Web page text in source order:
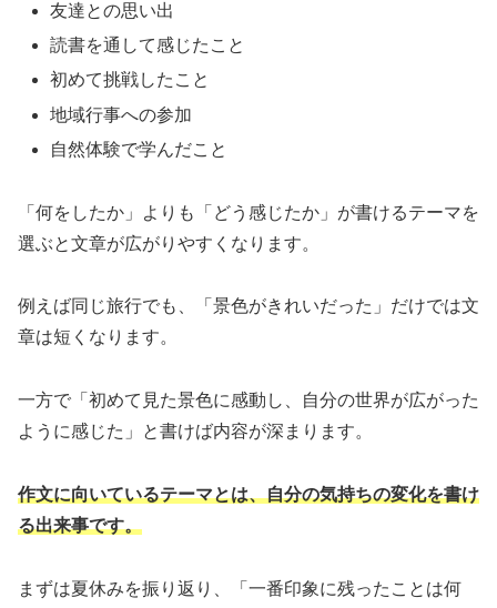
友達との思い出
読書を通して感じたこと
初めて挑戦したこと
地域行事への参加
自然体験で学んだこと
「何をしたか」よりも「どう感じたか」が書けるテーマを
選ぶと文章が広がりやすくなります。
例えば同じ旅行でも、「景色がきれいだった」だけでは文
章は短くなります。
一方で「初めて見た景色に感動し、自分の世界が広がった
ように感じた」と書けば内容が深まります。
作文に向いているテーマとは、自分の気持ちの変化を書け
る出来事です。
まずは夏休みを振り返り、「一番印象に残ったことは何